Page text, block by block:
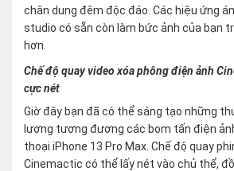
chân dung đêm độc đáo. Các hiệu ứng
studio có sẵn còn làm bức ảnh của bạn
hơn.
Chế độ quay video xóa phông điện ảnh
cực nét
Giờ đây bạn đã có thể sáng tạo những
lượng tương đương các bom tấn điện
thoại iPhone 13 Pro Max. Chế độ quay
Cinemactic có thể lấy nét vào chủ thể,